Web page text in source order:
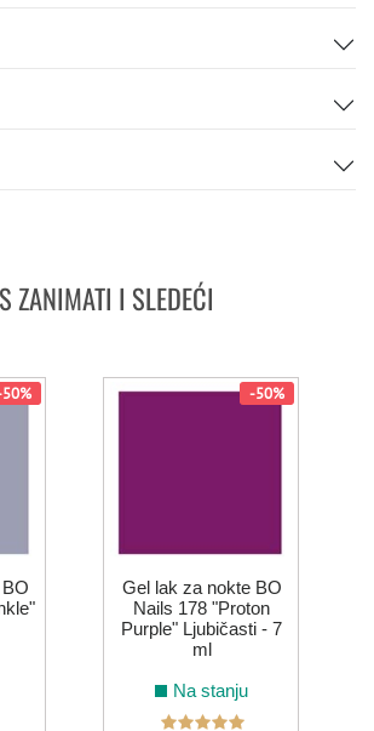
ZANIMATI I SLEDEĆI
-50%
Gel lak za nokte BO
Nails 178 "Proton
Purple" Ljubičasti - 7
ml
Na stanju